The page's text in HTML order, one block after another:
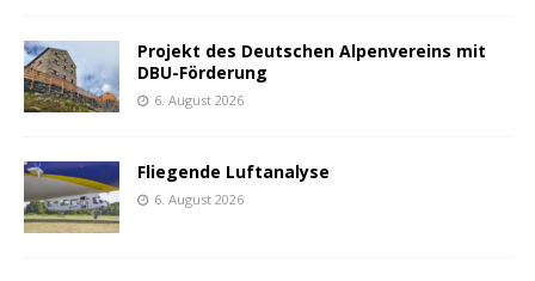
Projekt des Deutschen Alpenvereins mit
DBU-Förderung
6. August 2026
Fliegende Luftanalyse
6. August 2026